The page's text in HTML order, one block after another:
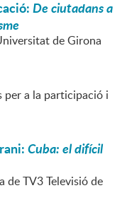
De ciutadans a
de Girona
per a la participació i
Cuba: el difícil
de TV3 Televisió de